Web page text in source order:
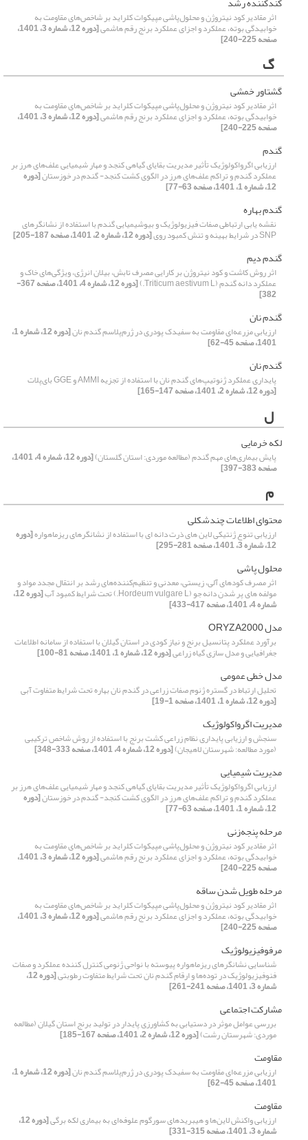
اثر مقادیر کود نیتروژن و محلول‌پاشی مپیکوات کلراید بر شاخص‌های مقاومت به
خوابیدگی بوته، عملکرد و اجزای عملکرد برنج رقم هاشمی [دوره 12، شماره 3، 1401،
صفحه 225-240]
گ
گشتاور خمشی
اثر مقادیر کود نیتروژن و محلول‌پاشی مپیکوات کلراید بر شاخص‌های مقاومت به
خوابیدگی بوته، عملکرد و اجزای عملکرد برنج رقم هاشمی [دوره 12، شماره 3، 1401،
صفحه 225-240]
گندم
ارزیابی اگرواکولوژیک تأثیر مدیریت بقایای گیاهی کنجد و مهار شیمیایی علف‌های هرز بر
عملکرد گندم و تراکم علف‌های هرز در الگوی کشت کنجد- گندم در خوزستان[دوره
12، شماره 1، 1401، صفحه 63-77]
گندم بهاره
نقشه یابی ارتباطی صفات فیزیولوژیک و بیوشیمیایی گندم با استفاده از نشانگرهای
SNP در شرایط بهینه و تنش کمبود روی [دوره 12، شماره 2، 1401، صفحه 187-205]
گندم دیم
اثر روش کاشت و کود نیتروژن بر کارایی مصرف تابش، بیلان انرژی، ویژگی‌های خاک و
عملکرد دانه گندم (Triticum aestivum L.) [دوره 12، شماره 4، 1401، صفحه 367-
382]
گندم نان
ارزیابی مزرعه‌ای مقاومت به سفیدک پودری در ژرم‌پلاسم گندم نان [دوره 12، شماره 1،
1401، صفحه 45-62]
گندم نان
پایداری عملکرد ژنوتیپ‌های گندم نان با استفاده از تجزیه AMMI و GGE بای‌پلات
[دوره 12، شماره 2، 1401، صفحه 147-165]
ل
لکه خرمایی
پایش بیماری‌های مهم گندم (مطالعه موردی: استان گلستان) [دوره 12، شماره 4، 1401،
صفحه 383-397]
م
محتوای اطلاعات چندشکلی
ارزیابی تنوع ژنتیکی لاین های ذرت دانه ای با استفاده از نشانگرهای ریزماهواره[دوره
12، شماره 3، 1401، صفحه 281-295]
محلول پاشی
اثر مصرف کودهای آلی، زیستی، معدنی و تنظیم‌کننده‌های رشد بر انتقال مجدد مواد و
مولفه های پر شدن دانه جو (Hordeum vulgare L.) تحت شرایط کمبود آب [دوره 12،
شماره 4، 1401، صفحه 417-433]
مدل ORYZA2000
برآورد عملکرد پتانسیل برنج و نیاز کودی در استان گیلان با استفاده از سامانه اطلاعات
جغرافیایی و مدل سازی گیاه زراعی[دوره 12، شماره 1، 1401، صفحه 81-100]
مدل خطی عمومی
تحلیل ارتباط در گستره ژنوم صفات زراعی در گندم نان بهاره تحت شرایط متفاوت آبی
[دوره 12، شماره 1، 1401، صفحه 1-19]
مدیریت اگرواکولوژیک
سنجش و ارزیابی پایداری نظام زراعی کشت برنج با استفاده از روش شاخص ترکیبی
(مورد مطالعه: شهرستان لاهیجان)[دوره 12، شماره 4، 1401، صفحه 333-348]
مدیریت شیمیایی
ارزیابی اگرواکولوژیک تأثیر مدیریت بقایای گیاهی کنجد و مهار شیمیایی علف‌های هرز بر
عملکرد گندم و تراکم علف‌های هرز در الگوی کشت کنجد- گندم در خوزستان[دوره
12، شماره 1، 1401، صفحه 63-77]
مرحله پنجه‌زنی
اثر مقادیر کود نیتروژن و محلول‌پاشی مپیکوات کلراید بر شاخص‌های مقاومت به
خوابیدگی بوته، عملکرد و اجزای عملکرد برنج رقم هاشمی [دوره 12، شماره 3، 1401،
صفحه 225-240]
مرحله طویل شدن ساقه
اثر مقادیر کود نیتروژن و محلول‌پاشی مپیکوات کلراید بر شاخص‌های مقاومت به
خوابیدگی بوته، عملکرد و اجزای عملکرد برنج رقم هاشمی [دوره 12، شماره 3، 1401،
صفحه 225-240]
مرفوفیزیولوژیک
شناسایی نشانگرهای ریزماهواره پیوسته با نواحی ژنومی کنترل کننده عملکرد و صفات
فنوفیزیولوژیک در توده‌ها و ارقام گندم نان تحت شرایط متفاوت رطوبتی [دوره 12،
شماره 3، 1401، صفحه 241-261]
مشارکت اجتماعی
بررسی عوامل موثر در دستیابی به کشاورزی پایدار در تولید برنج استان گیلان (مطالعه
موردی: شهرستان رشت)[دوره 12، شماره 2، 1401، صفحه 167-185]
مقاومت
ارزیابی مزرعه‌ای مقاومت به سفیدک پودری در ژرم‌پلاسم گندم نان [دوره 12، شماره 1،
1401، صفحه 45-62]
مقاومت
ارزیابی واکنش لاین‌‌ها و هیبریدهای سورگوم علوفه‌‌ای به بیماری لکه برگی [دوره 12،
شماره 3، 1401، صفحه 315-331]